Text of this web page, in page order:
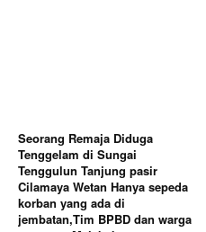
Seorang Remaja Diduga
Tenggelam di Sungai
Tenggulun Tanjung pasir
Cilamaya Wetan Hanya sepeda
korban yang ada di
jembatan,Tim BPBD dan warga